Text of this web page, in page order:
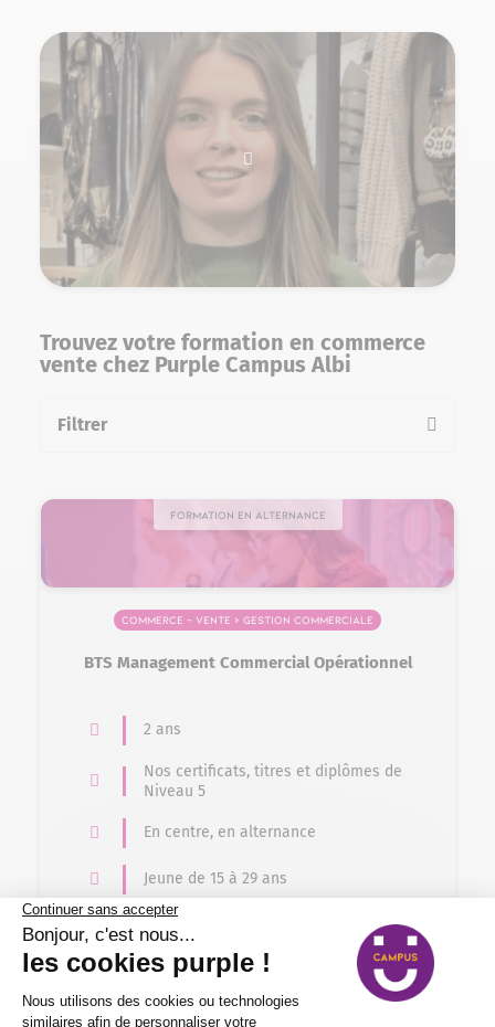
Trouvez votre formation en commerce
vente chez Purple Campus Albi
Filtrer
Formation en alternance
Commerce – Vente > Gestion commerciale
BTS Management Commercial Opérationnel
2 ans
Nos certificats, titres et diplômes de
Niveau 5
En centre, en alternance
Jeune de 15 à 29 ans